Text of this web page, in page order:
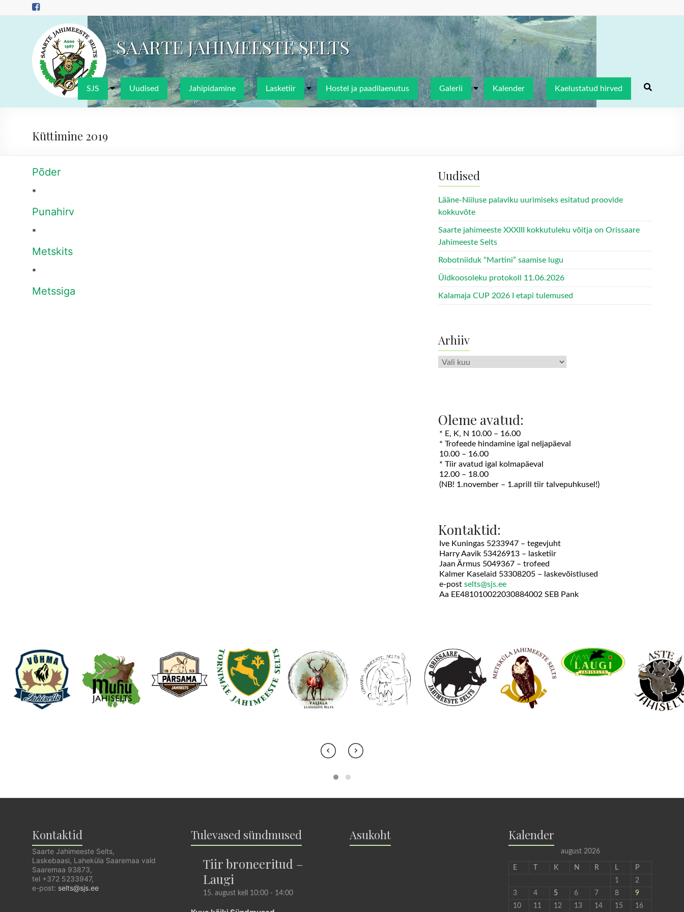
to
SAARTE JAHIMEESTE SELTS
SJS Uudised Jahipidamine Lasketiir Hostel ja paadilaenutus Galerii Kalender Kaelustatud hirved
Küttimine 2019
Põder
*
Punahirv
*
Metskits
*
Metssiga
Uudised
Lääne-Niiluse palaviku uurimiseks esitatud proovide
kokkuvõte
Saarte jahimeeste XXXIII kokkutuleku võitja on Orissaare
Jahimeeste Selts
Robotniiduk “Martini” saamise lugu
Üldkoosoleku protokoll 11.06.2026
Kalamaja CUP 2026 I etapi tulemused
Arhiiv
Arhiiv
Oleme avatud:
* E, K, N 10.00 – 16.00
* Trofeede hindamine igal neljapäeval
10.00 – 16.00
* Tiir avatud igal kolmapäeval
12.00 – 18.00
(NB! 1.november – 1.aprill tiir talvepuhkusel!)
Kontaktid:
Ive Kuningas 5233947 – tegevjuht
Harry Aavik 53426913 – lasketiir
Jaan Ärmus 5049367 – trofeed
Kalmer Kaselaid 53308205 – laskevõistlused
e-post selts@sjs.ee
Aa EE481010022030884002 SEB Pank
Kontaktid
Saarte Jahimeeste Selts,
Laskebaasi, Laheküla Saaremaa vald
Saaremaa 93873,
tel +372 5233947,
e-post: selts@sjs.ee
Tulevased sündmused
Tiir broneeritud –
Laugi
15. august kell 10:00 - 14:00
Asukoht Kalender
august 2026
E K N R L
P
1
2
3
4 5 6 7 8
9
10
11 12 13 14 15 16